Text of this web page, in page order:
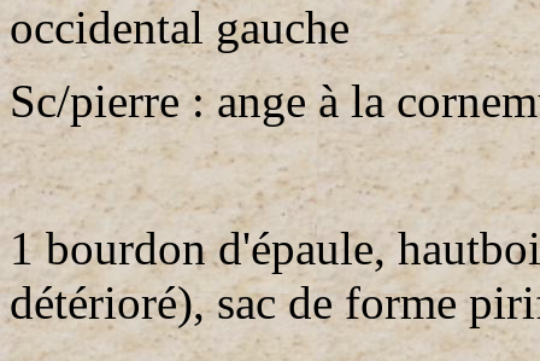
occidental gauche
Sc/pierre : ange à la
1 bourdon d'épaule,
détérioré), sac de forme